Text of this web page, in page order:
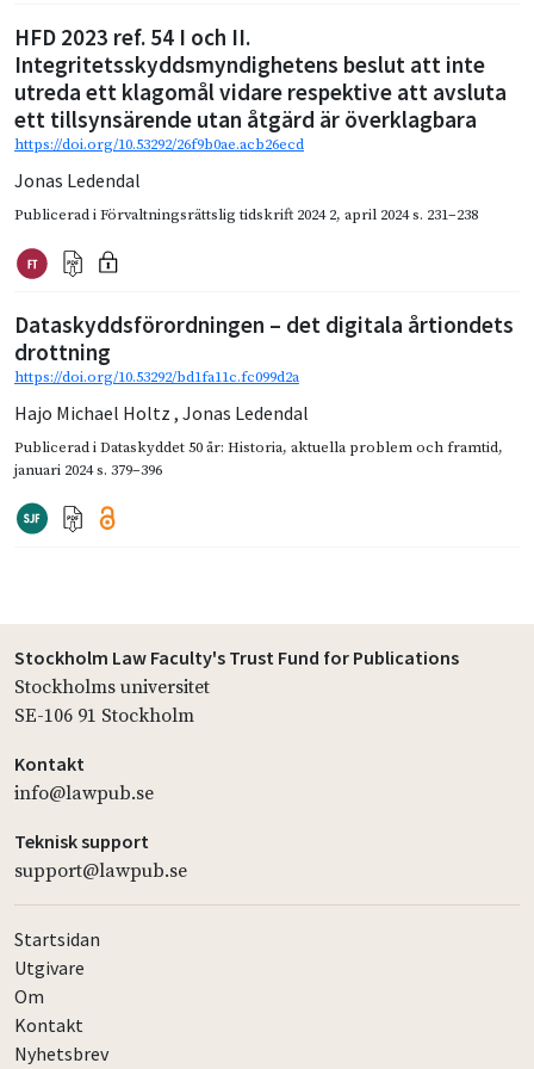
HFD 2023 ref. 54 I och II.
Integritetsskyddsmyndighetens beslut att inte
utreda ett klagomål vidare respektive att avsluta
ett tillsynsärende utan åtgärd är överklagbara
https://doi.org/10.53292/26f9b0ae.acb26ecd
Jonas Ledendal
Publicerad iFörvaltningsrättslig tidskrift 2024 2, april 2024s. 231–238
Dataskyddsförordningen – det digitala årtiondets
drottning
https://doi.org/10.53292/bd1fa11c.fc099d2a
Hajo Michael Holtz , Jonas Ledendal
Publicerad iDataskyddet 50 år: Historia, aktuella problem och framtid,
januari 2024s. 379–396
Stockholm Law Faculty's Trust Fund for Publications
Stockholms universitet
SE-106 91 Stockholm
Kontakt
info@lawpub.se
Teknisk support
support@lawpub.se
Startsidan
Utgivare
Om
Kontakt
Nyhetsbrev